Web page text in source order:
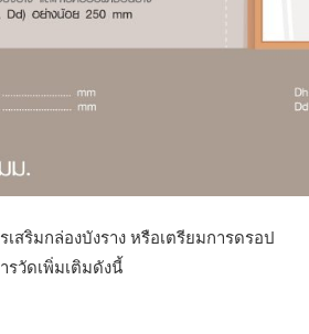
สริมกล่องบังราง หรือเตรียมการดรอป
รวัดเพิ่มเติมดังนี้